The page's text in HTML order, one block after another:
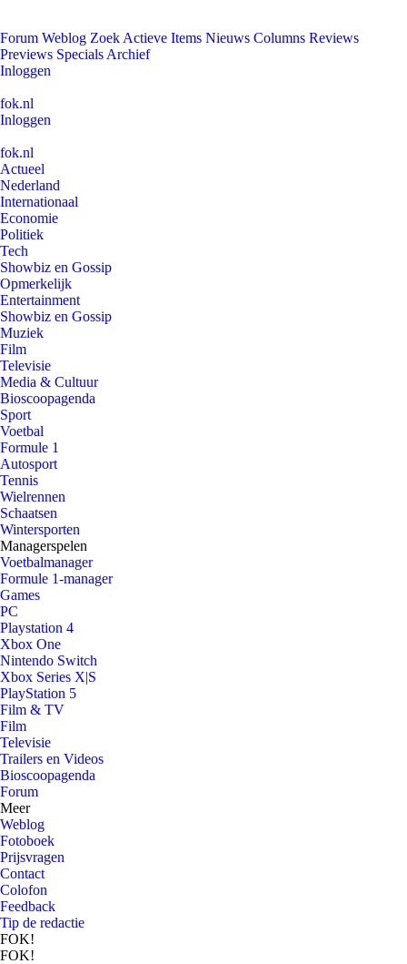
Forum Weblog Zoek Actieve Items Nieuws Columns Reviews
Previews Specials Archief
Inloggen
fok.nl
Inloggen
fok.nl
Actueel
Nederland
Internationaal
Economie
Politiek
Tech
Showbiz en Gossip
Opmerkelijk
Entertainment
Showbiz en Gossip
Muziek
Film
Televisie
Media & Cultuur
Bioscoopagenda
Sport
Voetbal
Formule 1
Autosport
Tennis
Wielrennen
Schaatsen
Wintersporten
Managerspelen
Voetbalmanager
Formule 1-manager
Games
PC
Playstation 4
Xbox One
Nintendo Switch
Xbox Series X|S
PlayStation 5
Film & TV
Film
Televisie
Trailers en Videos
Bioscoopagenda
Forum
Meer
Weblog
Fotoboek
Prijsvragen
Contact
Colofon
Feedback
Tip de redactie
FOK!
FOK!